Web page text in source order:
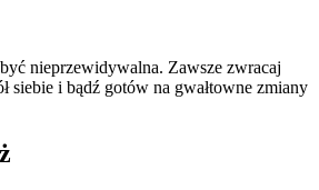
nieprzewidywalna. Zawsze zwracaj
siebie i bądź gotów na gwałtowne zmiany